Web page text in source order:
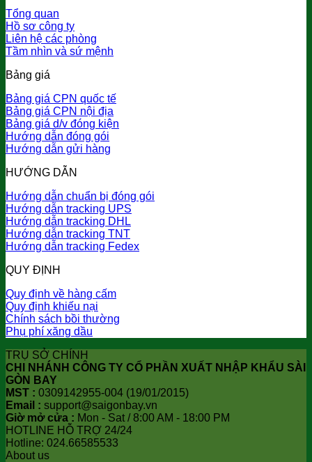
Tổng quan
Hồ sơ công ty
Liên hệ các phòng
Tầm nhìn và sứ mệnh
Bảng giá
Bảng giá CPN quốc tế
Bảng giá CPN nội địa
Bảng giá d/v đóng kiện
Hướng dẫn đóng gói
Hướng dẫn gửi hàng
HƯỚNG DẪN
Hướng dẫn chuẩn bị đóng gói
Hướng dẫn tracking UPS
Hướng dẫn tracking DHL
Hướng dẫn tracking TNT
Hướng dẫn tracking Fedex
QUY ĐỊNH
Quy định về hàng cấm
Quy định khiếu nại
Chính sách bồi thường
Phụ phí xăng dầu
TRỤ SỞ CHÍNH
CHI NHÁNH CÔNG TY CỔ PHẦN XUẤT NHẬP KHẨU SÀI
GÒN BAY
MST : 0309142955-004 (19/01/2015)
Email : support@saigonbay.vn
Giờ mở cửa : Mon - Sat / 8:00 AM - 18:00 PM
HOTLINE HỖ TRỢ 24/24
Hotline: 024.66585533
About us